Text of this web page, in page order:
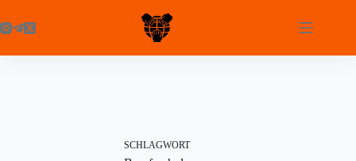
Inhalt
springen
SCHLAGWORT